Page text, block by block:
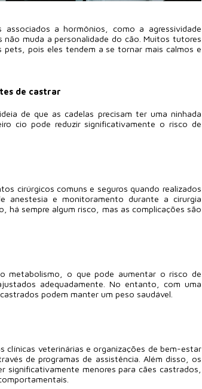
a hormônios, como a agressividade
muda a personalidade do cão. Muitos tutores
pois eles tendem a se tornar mais calmos e
de castrar
de que as cadelas precisam ter uma ninhada
cio pode reduzir significativamente o risco de
cirúrgicos comuns e seguros quando realizados
anestesia e monitoramento durante a cirurgia
há sempre algum risco, mas as complicações são
metabolismo, o que pode aumentar o risco de
adequadamente. No entanto, com uma
podem manter um peso saudável.
clínicas veterinárias e organizações de bem-estar
de programas de assistência. Além disso, os
menores para cães castrados,